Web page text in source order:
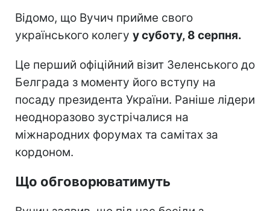
Відомо, що Вучич прийме свого
українського колегу у суботу, 8 серпня.
Це перший офіційний візит Зеленського до
Белграда з моменту його вступу на
посаду президента України. Раніше лідери
неодноразово зустрічалися на
міжнародних форумах та самітах за
кордоном.
Що обговорюватимуть